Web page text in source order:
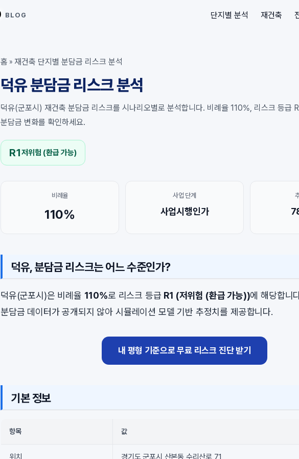
BLOG 단지별 분석 재건축
홈 » 재건축 단지별 분담금 리스크 분석
덕유 분담금 리스크 분석
덕유(군포시) 재건축 분담금 리스크를 시나리오별로 분석합니다. 비례율 110%, 리스크 등급
분담금 변화를 확인하세요.
R1저위험 (환급 가능)
비례율
110%
사업 단계
사업시행인가
덕유, 분담금 리스크는 어느 수준인가?
덕유(군포시)은 비례율 110%로 리스크 등급 R1 (저위험 (환급 가능))에 해당합니
분담금 데이터가 공개되지 않아 시뮬레이션 모델 기반 추정치를 제공합니다.
내 평형 기준으로 무료 리스크 진단 받기
기본 정보
항목 값
위치 경기도 군포시 산본동 수리산로 71